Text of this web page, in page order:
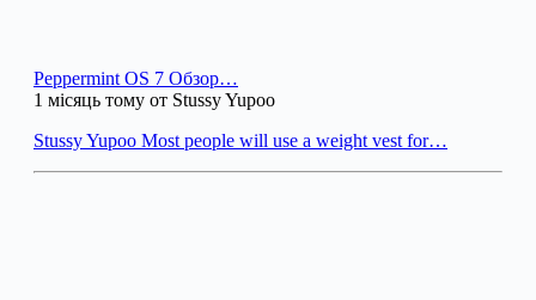
Peppermint OS 7 Обзор…
1 місяць тому от Stussy Yupoo
Stussy Yupoo Most people will use a weight vest for…